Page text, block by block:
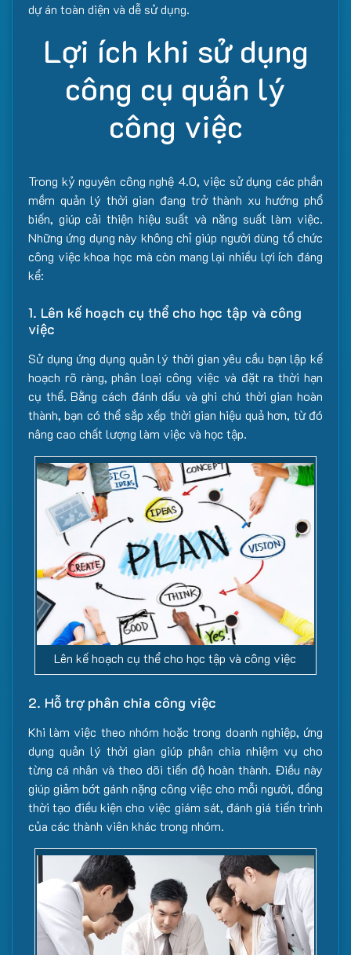
dự án toàn diện và dễ sử dụng.
Lợi ích khi sử dụng
công cụ quản lý
công việc
Trong kỷ nguyên công nghệ 4.0, việc sử dụng các phần
mềm quản lý thời gian đang trở thành xu hướng phổ
biến, giúp cải thiện hiệu suất và năng suất làm việc.
Những ứng dụng này không chỉ giúp người dùng tổ chức
công việc khoa học mà còn mang lại nhiều lợi ích đáng
kể:
1. Lên kế hoạch cụ thể cho học tập và công
việc
Sử dụng ứng dụng quản lý thời gian yêu cầu bạn lập kế
hoạch rõ ràng, phân loại công việc và đặt ra thời hạn
cụ thể. Bằng cách đánh dấu và ghi chú thời gian hoàn
thành, bạn có thể sắp xếp thời gian hiệu quả hơn, từ đó
nâng cao chất lượng làm việc và học tập.
Lên kế hoạch cụ thể cho học tập và công việc
2. Hỗ trợ phân chia công việc
Khi làm việc theo nhóm hoặc trong doanh nghiệp, ứng
dụng quản lý thời gian giúp phân chia nhiệm vụ cho
từng cá nhân và theo dõi tiến độ hoàn thành. Điều này
giúp giảm bớt gánh nặng công việc cho mỗi người, đồng
thời tạo điều kiện cho việc giám sát, đánh giá tiến trình
của các thành viên khác trong nhóm.